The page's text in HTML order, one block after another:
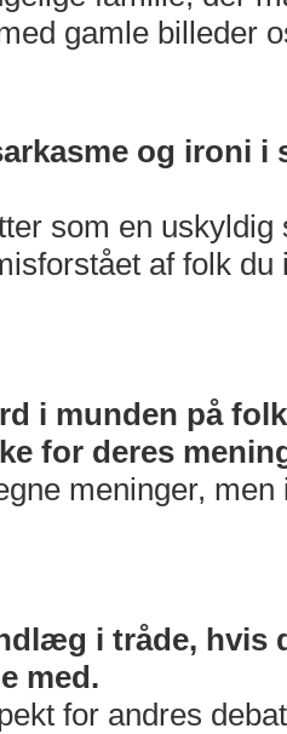
gamle billeder
og ironi i
som en uskyldig
af folk du
i munden på
for deres
meninger, men
i tråde, hvis
med.
for andres